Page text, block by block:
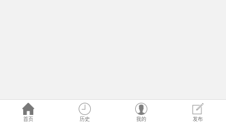
首页 历史 我的 发布